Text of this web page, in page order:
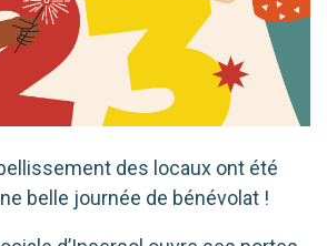
des locaux ont été
belle jour­née de bénévolat !